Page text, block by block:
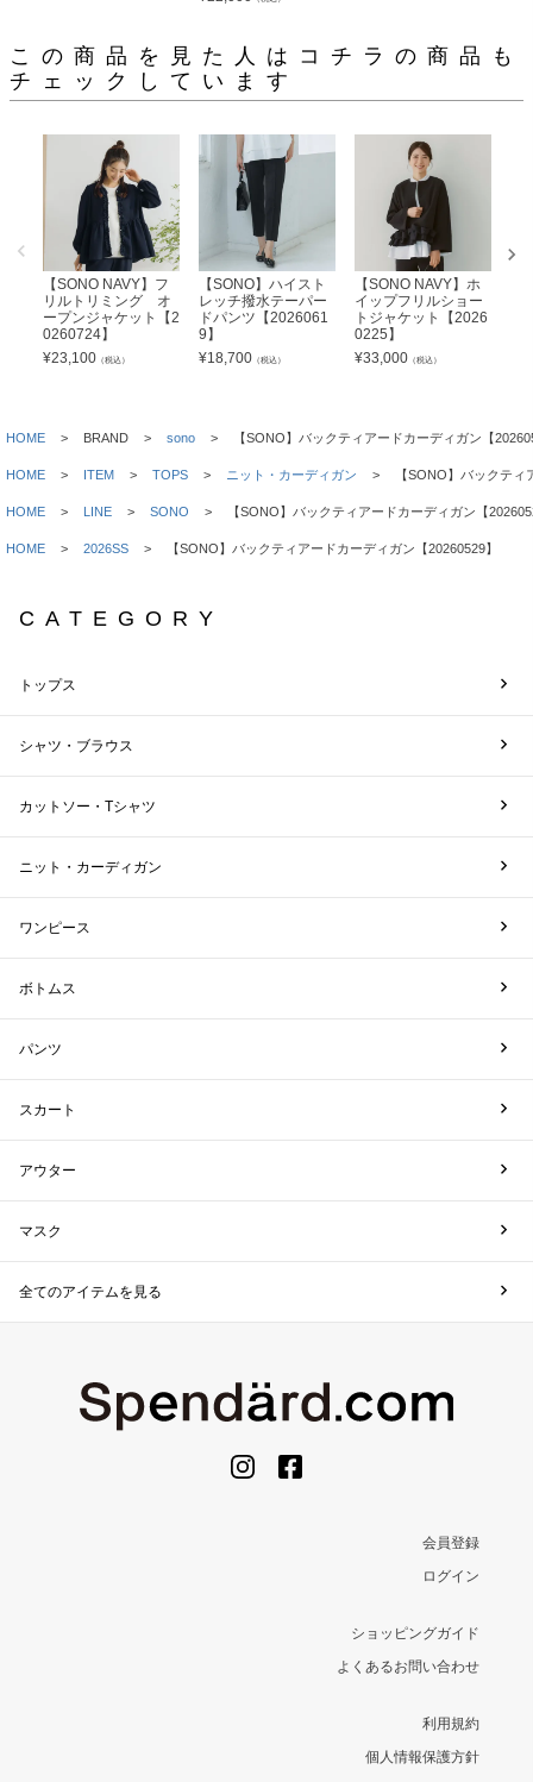
この商品を見た人はコチラの商品も
チェックしています
【SONO NAVY】フ
リルトリミング オ
ープンジャケット【2
0260724】
¥23,100 （税込）
【SONO】ハイスト
レッチ撥水テーパー
ドパンツ【2026061
9】
¥18,700 （税込）
【SONO NAVY】ホ
イップフリルショー
トジャケット【2026
0225】
¥33,000 （税込）
HOME BRAND sono 【SONO】バックティアードカーディガン【
HOME ITEM TOPS ニット・カーディガン 【SONO】バックテ
HOME LINE SONO 【SONO】バックティアードカーディガン【
HOME 2026SS 【SONO】バックティアードカーディガン【20260529】
CATEGORY
トップス
シャツ・ブラウス
カットソー・Tシャツ
ニット・カーディガン
ワンピース
ボトムス
パンツ
スカート
アウター
マスク
全てのアイテムを見る
会員登録
ログイン
ショッピングガイド
よくあるお問い合わせ
利用規約
個人情報保護方針